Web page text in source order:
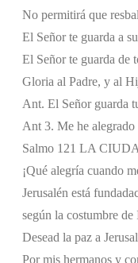
No permitirá que
El Señor te guarda a
El Señor te guarda de
Gloria al Padre, y al
Ant. El Señor guarda
Ant 3. Me he
Salmo 121 LA
¡Qué alegría cuando
Jerusalén está fundada
según la costumbre de
Desead la paz a
Por mis hermanos y